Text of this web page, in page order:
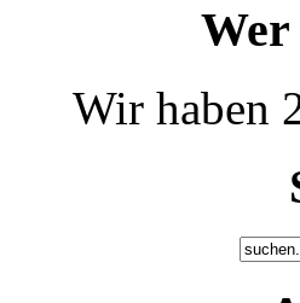
Wir haben